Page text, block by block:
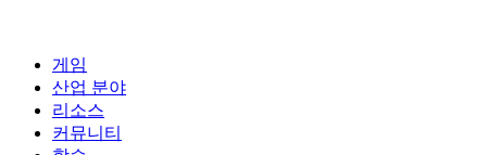
게임
산업 분야
리소스
커뮤니티